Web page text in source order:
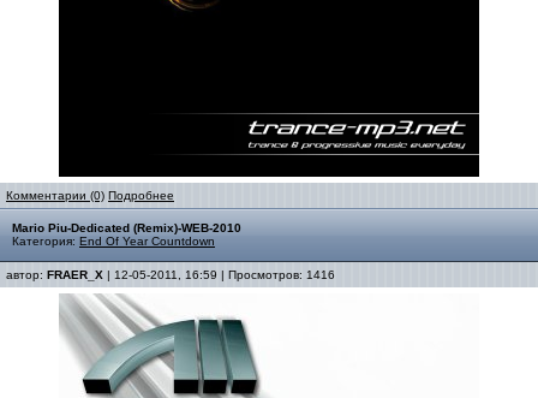
Комментарии (0) Подробнее
Mario Piu-Dedicated (Remix)-WEB-2010
Категория: End Of Year Countdown
автор: FRAER_X | 12-05-2011, 16:59 | Просмотров: 1416